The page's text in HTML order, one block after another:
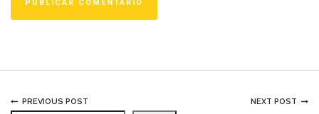
PREVIOUS POST NEXT POST